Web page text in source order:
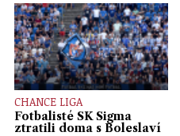
CHANCE LIGA
Fotbalisté SK Sigma
ztratili doma s Boleslaví